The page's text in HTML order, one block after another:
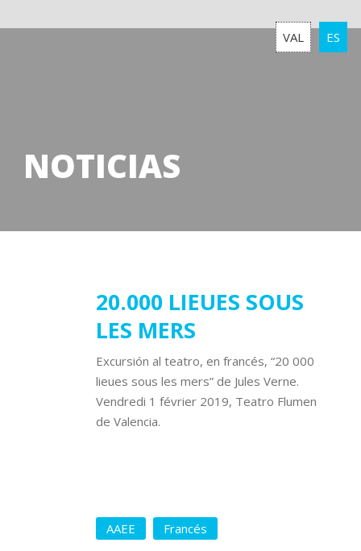
VAL ES
NOTICIAS
20.000 LIEUES SOUS
LES MERS
Excursión al teatro, en francés, “20 000
lieues sous les mers” de Jules Verne.
Vendredi 1 février 2019, Teatro Flumen
de Valencia.
AAEE Francés